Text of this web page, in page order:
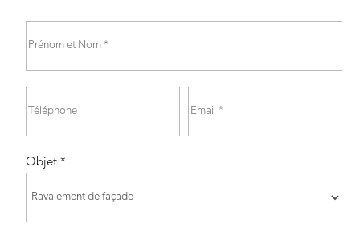
Objet *